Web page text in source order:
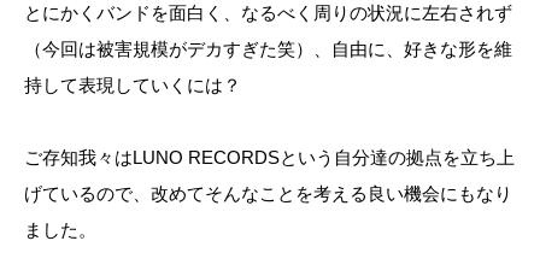
とにかくバンドを面白く、なるべく周りの状況に左右されず
（今回は被害規模がデカすぎた笑）、自由に、好きな形を維
持して表現していくには？
ご存知我々はLUNO RECORDSという自分達の拠点を立ち上
げているので、改めてそんなことを考える良い機会にもなり
ました。